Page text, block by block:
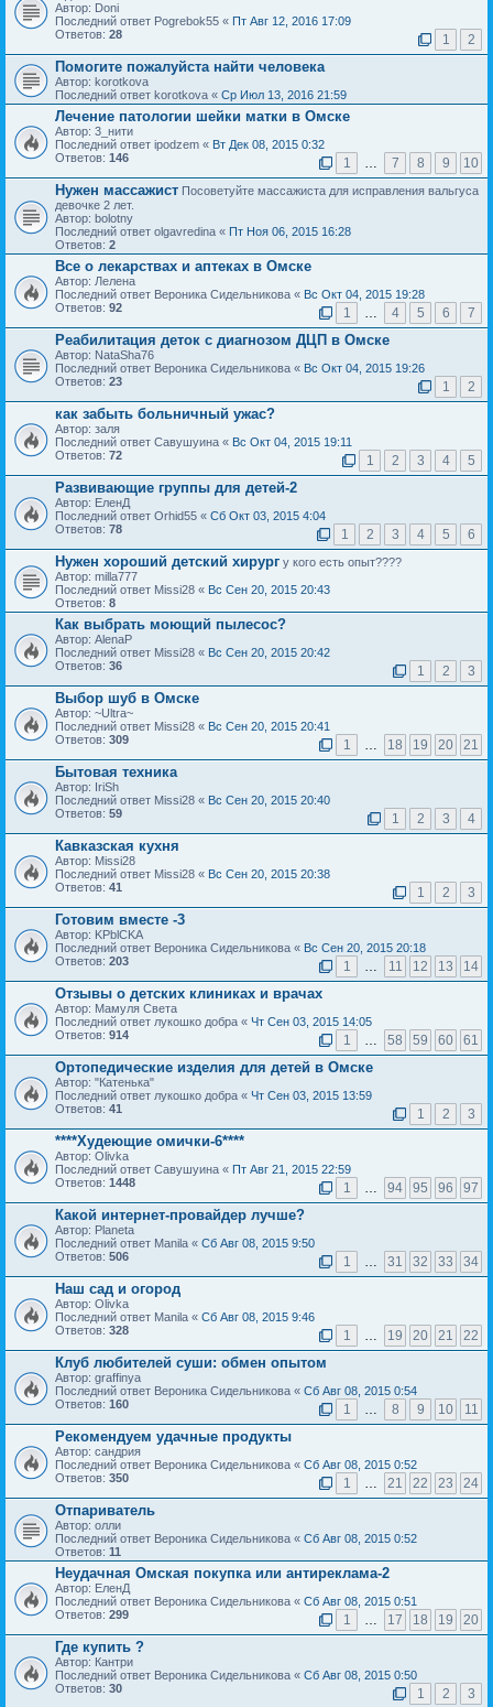
Автор: Doni
Последний ответ Pogrebok55 « Пт Авг 12, 2016 17:09
Ответов: 28 1 2
Помогите пожалуйста найти человека
Автор: korotkova
Последний ответ korotkova « Ср Июл 13, 2016 21:59
Лечение патологии шейки матки в Омске
Автор: 3_нити
Последний ответ ipodzem « Вт Дек 08, 2015 0:32
Ответов: 146 1 … 7 8 9 10
Нужен массажист Посоветуйте массажиста для исправления вальгуса
девочке 2 лет.
Автор: bolotny
Последний ответ olgavredina « Пт Ноя 06, 2015 16:28
Ответов: 2
Все о лекарствах и аптеках в Омске
Автор: Лелена
Последний ответ Вероника Сидельникова « Вс Окт 04, 2015 19:28
Ответов: 92 1 … 4 5 6 7
Реабилитация деток с диагнозом ДЦП в Омске
Автор: NataSha76
Последний ответ Вероника Сидельникова « Вс Окт 04, 2015 19:26
Ответов: 23 1 2
как забыть больничный ужас?
Автор: заля
Последний ответ Савушуина « Вс Окт 04, 2015 19:11
Ответов: 72 1 2 3 4 5
Развивающие группы для детей-2
Автор: ЕленД
Последний ответ Orhid55 « Сб Окт 03, 2015 4:04
Ответов: 78 1 2 3 4 5 6
Нужен хороший детский хирург у кого есть опыт????
Автор: milla777
Последний ответ Missi28 « Вс Сен 20, 2015 20:43
Ответов: 8
Как выбрать моющий пылесос?
Автор: AlenaP
Последний ответ Missi28 « Вс Сен 20, 2015 20:42
Ответов: 36 1 2 3
Выбор шуб в Омске
Автор: ~Ultra~
Последний ответ Missi28 « Вс Сен 20, 2015 20:41
Ответов: 309 1 … 18 19 20 21
Бытовая техника
Автор: IriSh
Последний ответ Missi28 « Вс Сен 20, 2015 20:40
Ответов: 59 1 2 3 4
Кавказская кухня
Автор: Missi28
Последний ответ Missi28 « Вс Сен 20, 2015 20:38
Ответов: 41 1 2 3
Готовим вместе -3
Автор: KPblCKA
Последний ответ Вероника Сидельникова « Вс Сен 20, 2015 20:18
Ответов: 203 1 … 11 12 13 14
Отзывы о детских клиниках и врачах
Автор: Мамуля Света
Последний ответ лукошко добра « Чт Сен 03, 2015 14:05
Ответов: 914 1 … 58 59 60 61
Ортопедические изделия для детей в Омске
Автор: "Катенька"
Последний ответ лукошко добра « Чт Сен 03, 2015 13:59
Ответов: 41 1 2 3
****Худеющие омички-6****
Автор: Olivka
Последний ответ Савушуина « Пт Авг 21, 2015 22:59
Ответов: 1448 1 … 94 95 96 97
Какой интернет-провайдер лучше?
Автор: Planeta
Последний ответ Manila « Сб Авг 08, 2015 9:50
Ответов: 506 1 … 31 32 33 34
Наш сад и огород
Автор: Olivka
Последний ответ Manila « Сб Авг 08, 2015 9:46
Ответов: 328 1 … 19 20 21 22
Клуб любителей суши: обмен опытом
Автор: graffinya
Последний ответ Вероника Сидельникова « Сб Авг 08, 2015 0:54
Ответов: 160 1 … 8 9 10 11
Рекомендуем удачные продукты
Автор: сандрия
Последний ответ Вероника Сидельникова « Сб Авг 08, 2015 0:52
Ответов: 350 1 … 21 22 23 24
Отпариватель
Автор: олли
Последний ответ Вероника Сидельникова « Сб Авг 08, 2015 0:52
Ответов: 11
Неудачная Омская покупка или антиреклама-2
Автор: ЕленД
Последний ответ Вероника Сидельникова « Сб Авг 08, 2015 0:51
Ответов: 299 1 … 17 18 19 20
Где купить ?
Автор: Кантри
Последний ответ Вероника Сидельникова « Сб Авг 08, 2015 0:50
Ответов: 30 1 2 3